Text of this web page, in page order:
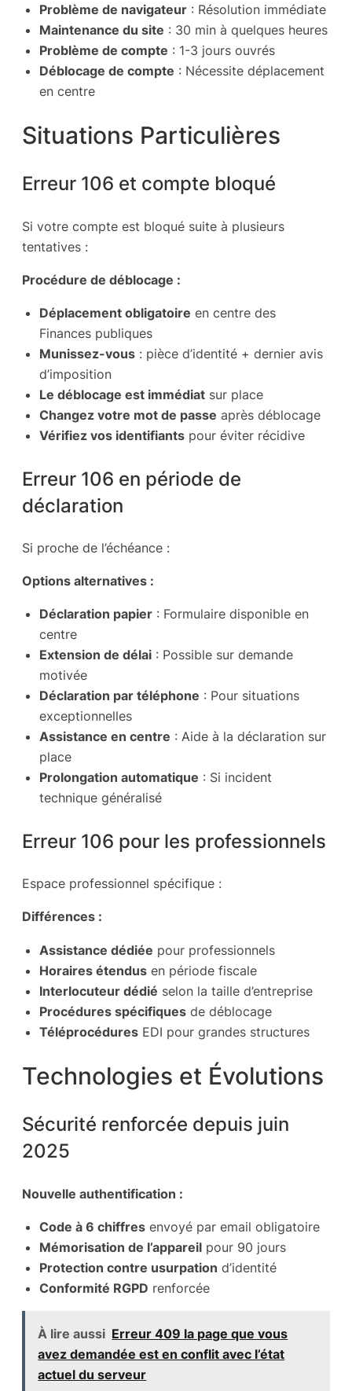
Problème de navigateur : Résolution immédiate
Maintenance du site : 30 min à quelques heures
Problème de compte : 1-3 jours ouvrés
Déblocage de compte : Nécessite déplacement
en centre
Situations Particulières
Erreur 106 et compte bloqué
Si votre compte est bloqué suite à plusieurs
tentatives :
Procédure de déblocage :
Déplacement obligatoire en centre des
Finances publiques
Munissez-vous : pièce d’identité + dernier avis
d’imposition
Le déblocage est immédiat sur place
Changez votre mot de passe après déblocage
Vérifiez vos identifiants pour éviter récidive
Erreur 106 en période de
déclaration
Si proche de l’échéance :
Options alternatives :
Déclaration papier : Formulaire disponible en
centre
Extension de délai : Possible sur demande
motivée
Déclaration par téléphone : Pour situations
exceptionnelles
Assistance en centre : Aide à la déclaration sur
place
Prolongation automatique : Si incident
technique généralisé
Erreur 106 pour les professionnels
Espace professionnel spécifique :
Différences :
Assistance dédiée pour professionnels
Horaires étendus en période fiscale
Interlocuteur dédié selon la taille d’entreprise
Procédures spécifiques de déblocage
Téléprocédures EDI pour grandes structures
Technologies et Évolutions
Sécurité renforcée depuis juin
2025
Nouvelle authentification :
Code à 6 chiffres envoyé par email obligatoire
Mémorisation de l’appareil pour 90 jours
Protection contre usurpation d’identité
Conformité RGPD renforcée
À lire aussi Erreur 409 la page que vous
avez demandée est en conflit avec l’état
actuel du serveur